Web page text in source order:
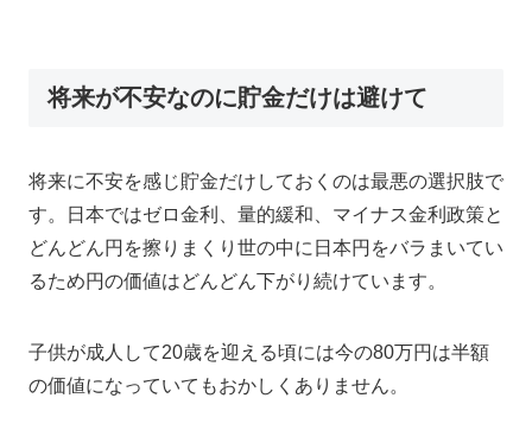
将来が不安なのに貯金だけは避けて
将来に不安を感じ貯金だけしておくのは最悪の選択肢で
す。日本ではゼロ金利、量的緩和、マイナス金利政策と
どんどん円を擦りまくり世の中に日本円をバラまいてい
るため円の価値はどんどん下がり続けています。
子供が成人して20歳を迎える頃には今の80万円は半額
の価値になっていてもおかしくありません。